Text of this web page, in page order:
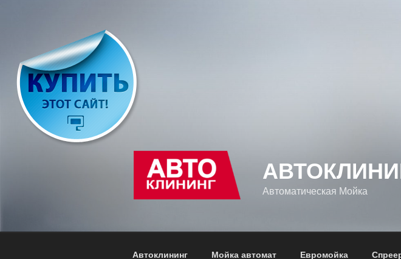
Автоматическая Мойка
Автоклининг Мойка автомат Евромойка